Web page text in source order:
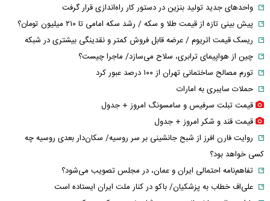
واحدهای جدید تولید بنزین در دستور کار راه‌اندازی قرار گرفت
پیش بینی تازه از قیمت طلا و سکه / رشد سکه امامی تا ۲۱۰ میلیون تومان؟
ریسک قیمت اتریوم / عرضه قابل فروش کمتر و نقدینگی بیشتری در شبکه
چین از هواپیمای ترابری، سلاح می‌سازد/ ماجرا چیست؟
تورم مصالح ساختمانی تهران از ۱۰۰ درصد عبور کرد
حملات سایبری به امارات
قیمت تبلت سرفیس و سامسونگ امروز + جدول
قیمت قند و شکر امروز + جدول
روایت فارن افرز از شبح جانشینی بر سر روسیه/ سکان‌دار بعدی روسیه چه
کسی خواهد بود؟
تفاهم‌نامه احتمالی ایران و عمان، در مجلس تصویب می‌شود؟
علی‌اف خطاب به پزشکیان/ باکو در کنار ملت ایران ایستاده است